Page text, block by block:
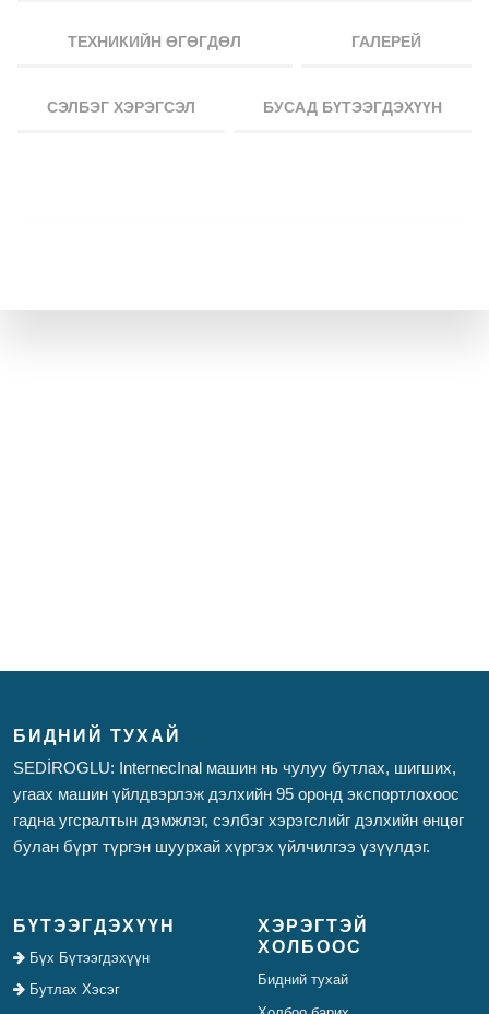
ТЕХНИКИЙН ӨГӨГДӨЛ ГАЛЕРЕЙ
СЭЛБЭГ ХЭРЭГСЭЛ БУСАД БҮТЭЭГДЭХҮҮН
БИДНИЙ ТУХАЙ
SEDİROGLU: InternecInal машин нь чулуу бутлах, шигших,
угаах машин үйлдвэрлэж дэлхийн 95 оронд экспортлохоос
гадна угсралтын дэмжлэг, сэлбэг хэрэгслийг дэлхийн өнцөг
булан бүрт түргэн шуурхай хүргэх үйлчилгээ үзүүлдэг.
БҮТЭЭГДЭХҮҮН
Бүх Бүтээгдэхүүн
Бутлах Хэсэг
ХЭРЭГТЭЙ
ХОЛБООС
Бидний тухай